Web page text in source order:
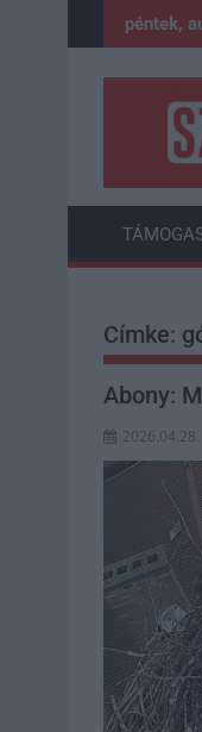
to
péntek,
Címke:
Abony:
2026.04.28.